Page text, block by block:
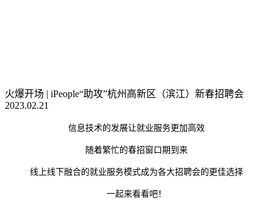
火爆开场 | iPeople“助攻”杭州高新区（滨江）新春招聘会
2023.02.21
信息技术的发展​让就业服务更加高效
​随着繁忙的春招窗口期到来
​线上线下融合的就业服务模式成为各大招聘会的更佳选择
​一起来看看吧！